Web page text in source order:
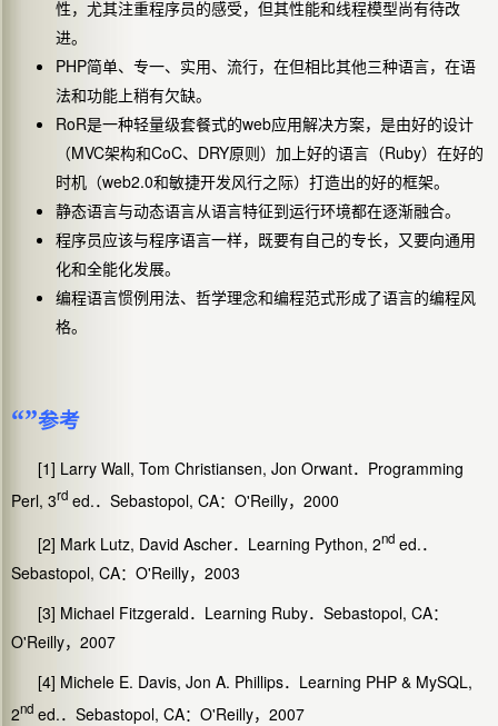
性，尤其注重程序员的感受，但其性能和线程模型尚有待改
进。
PHP简单、专一、实用、流行，在但相比其他三种语言，在语
法和功能上稍有欠缺。
RoR是一种轻量级套餐式的web应用解决方案，是由好的设计
（MVC架构和CoC、 DRY原则）加上好的语言（Ruby）在好的
时机（web2.0和敏捷开发风行之际）打造出的好的框架。
静态语言与动态语言从语言特征到运行环境都在逐渐融合。
程序员应该与程序语言一样，既要有自己的专长，又要向通用
化和全能化发展。
编程语言惯例用法、哲学理念和编程范式形成了语言的编程风
格。
“”参考
[1] Larry Wall, Tom Christiansen, Jon Orwant． Programming
Perl, 3rd ed. ． Sebastopol, CA： O'Reilly， 2000
[2] Mark Lutz, David Ascher． Learning Python, 2nd ed. ．
Sebastopol, CA： O'Reilly， 2003
[3] Michael Fitzgerald ． Learning Ruby． Sebastopol, CA：
O'Reilly， 2007
[4] Michele E. Davis, Jon A. Phillips． Learning PHP & MySQL,
2nd ed. ． Sebastopol, CA： O'Reilly， 2007